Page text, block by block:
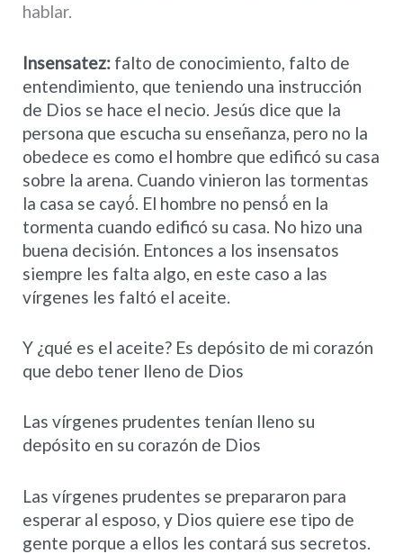
hablar.
Insensatez: falto de conocimiento, falto de
entendimiento, que teniendo una instrucción
de Dios se hace el necio. Jesús dice que la
persona que escucha su enseñanza, pero no la
obedece es como el hombre que edificó su casa
sobre la arena. Cuando vinieron las tormentas
la casa se cayó́. El hombre no pensó́ en la
tormenta cuando edificó su casa. No hizo una
buena decisión. Entonces a los insensatos
siempre les falta algo, en este caso a las
vírgenes les faltó el aceite.
Y ¿qué es el aceite? Es depósito de mi corazón
que debo tener lleno de Dios
Las vírgenes prudentes tenían lleno su
depósito en su corazón de Dios
Las vírgenes prudentes se prepararon para
esperar al esposo, y Dios quiere ese tipo de
gente porque a ellos les contará sus secretos.